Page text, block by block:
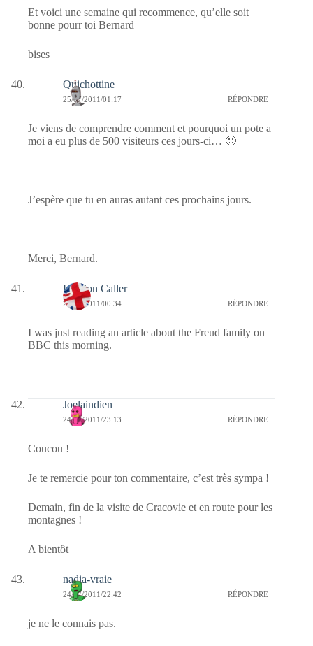
Et voici une semaine qui recommence, qu’elle soit
bonne pourr toi Bernard
bises
Quichottine
25/07/2011/01:17 RÉPONDRE
Je viens de comprendre comment et pourquoi un pote a
moi a eu plus de 500 visiteurs ces jours-ci… 🙂
J’espère que tu en auras autant ces prochains jours.
Merci, Bernard.
London Caller
25/07/2011/00:34 RÉPONDRE
I was just reading an article about the Freud family on
BBC this morning.
Joelaindien
24/07/2011/23:13 RÉPONDRE
Coucou !
Je te remercie pour ton commentaire, c’est très sympa !
Demain, fin de la visite de Cracovie et en route pour les
montagnes !
A bientôt
nadia-vraie
24/07/2011/22:42 RÉPONDRE
je ne le connais pas.